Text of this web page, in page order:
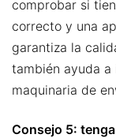
comprobar si
correcto y una
garantiza la
también ayuda
maquinaria de
Consejo 5: